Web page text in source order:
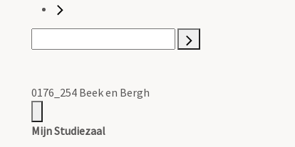
0176_254 Beek en Bergh
Mijn Studiezaal